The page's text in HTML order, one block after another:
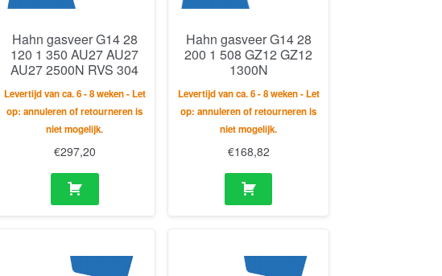
Hahn gasveer G14 28
120 1 350 AU27 AU27
AU27 2500N RVS 304
Levertijd van ca. 6 - 8 weken - Let
op: annuleren of retourneren is
niet mogelijk.
€297,20
Hahn gasveer G14 28
200 1 508 GZ12 GZ12
1300N
Levertijd van ca. 6 - 8 weken - Let
op: annuleren of retourneren is
niet mogelijk.
€168,82